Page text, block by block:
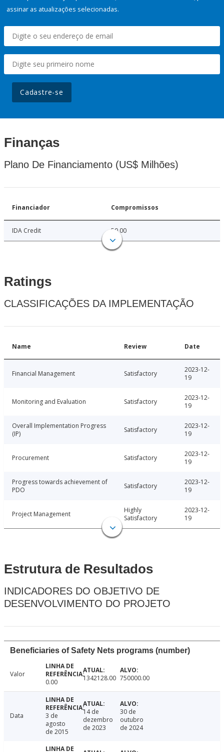
assinar as atualizações selecionadas.
Cadastre-se
Finanças
Plano De Financiamento (US$ Milhões)
Financiador Compromissos
IDA Credit 50.00
Ratings
CLASSIFICAÇÕES DA IMPLEMENTAÇÃO
Name Review Date
Financial Management Satisfactory
2023-12-
19
Monitoring and Evaluation Satisfactory
2023-12-
19
Overall Implementation Progress
(IP)
Satisfactory
2023-12-
19
Procurement Satisfactory
2023-12-
19
Progress towards achievement of
PDO
Satisfactory
2023-12-
19
Project Management
Highly
Satisfactory
2023-12-
19
Estrutura de Resultados
INDICADORES DO OBJETIVO DE
DESENVOLVIMENTO DO PROJETO
Beneficiaries of Safety Nets programs (number)
Valor
0.00
1342128.00 750000.00
Data
3 de
agosto
de 2015
14 de
dezembro
de 2023
30 de
outubro
de 2024